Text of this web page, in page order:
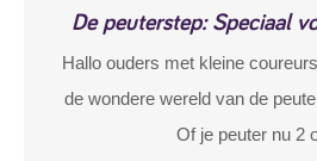
De peuterstep: Speciaal
Hallo ouders met kleine
de wondere wereld van de
Of je peuter nu 2